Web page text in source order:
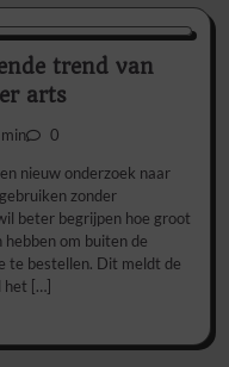
trend van
arts
0
nieuw onderzoek naar
zonder
beter begrijpen hoe groot
om buiten de
te bestellen. Dit meldt de
het […]